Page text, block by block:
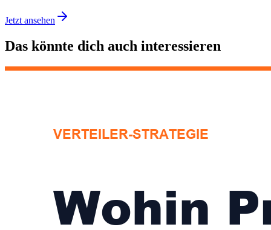
Jetzt ansehen
Das könnte dich auch interessieren